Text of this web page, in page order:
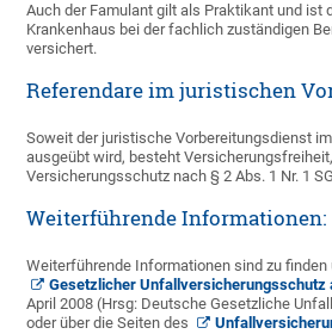
Auch der Famulant gilt als Praktikant und ist
Krankenhaus bei der fachlich zuständigen
versichert.
Referendare im juristischen
Soweit der juristische Vorbereitungsdienst
ausgeübt wird, besteht
Versicherungsschutz nach § 2 Abs. 1 Nr. 1
Weiterführende Informationen:
Weiterführende Informationen sind zu finden
Gesetzlicher Unfallversicherungsschutz
April 2008 (Hrsg: Deutsche Gesetzliche
oder über die Seiten des